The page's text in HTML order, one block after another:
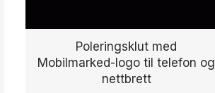
Poleringsklut med
Mobilmarked-logo til telefon og
nettbrett